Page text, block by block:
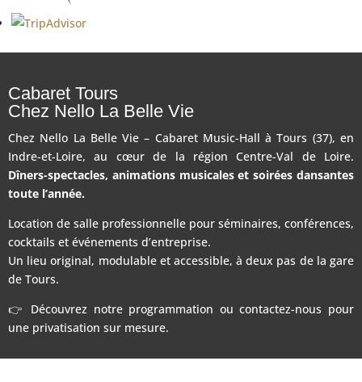
Cabaret Tours
Chez Nello La Belle Vie
Chez Nello La Belle Vie – Cabaret Music-Hall à Tours (37), en
Indre-et-Loire, au cœur de la région Centre-Val de Loire.
Dîners-spectacles, animations musicales et soirées dansantes
toute l’année.
Location de salle professionnelle pour séminaires, conférences,
cocktails et événements d’entreprise.
Un lieu original, modulable et accessible, à deux pas de la gare
de Tours.
👉 Découvrez notre programmation ou contactez-nous pour
une privatisation sur mesure.